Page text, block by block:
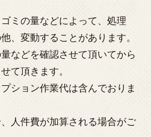
ミの量などによって、処理
、変動することがあります。
などを確認させて頂いてから
て頂きます。
ション作業代は含んでおりま
人件費が加算される場合がご